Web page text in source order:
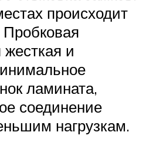
происходит
и
ламината,
соединение
нагрузкам.